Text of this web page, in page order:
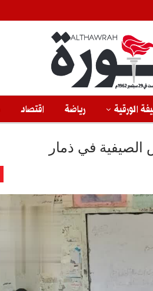
الورقية رياضة اقتصاد
الصيفية في ذمار